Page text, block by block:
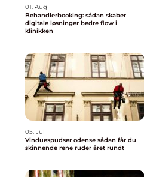
01. Aug
Behandlerbooking: sådan skaber
digitale løsninger bedre flow i
klinikken
05. Jul
Vinduespudser odense sådan får du
skinnende rene ruder året rundt